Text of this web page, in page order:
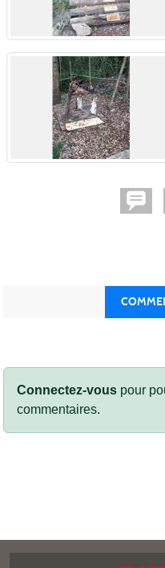
Connectez-vous pour
commentaires.